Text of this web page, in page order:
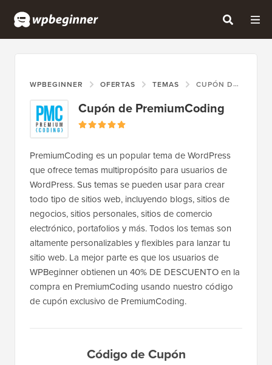
WPBEGINNER OFERTAS TEMAS CUPÓN DE PREMIUMCODING
Cupón de PremiumCoding
PremiumCoding es un popular tema de WordPress
que ofrece temas multipropósito para usuarios de
WordPress. Sus temas se pueden usar para crear
todo tipo de sitios web, incluyendo blogs, sitios de
negocios, sitios personales, sitios de comercio
electrónico, portafolios y más. Todos los temas son
altamente personalizables y flexibles para lanzar tu
sitio web. La mejor parte es que los usuarios de
WPBeginner obtienen un 40% DE DESCUENTO en la
compra en PremiumCoding usando nuestro código
de cupón exclusivo de PremiumCoding.
Código de Cupón